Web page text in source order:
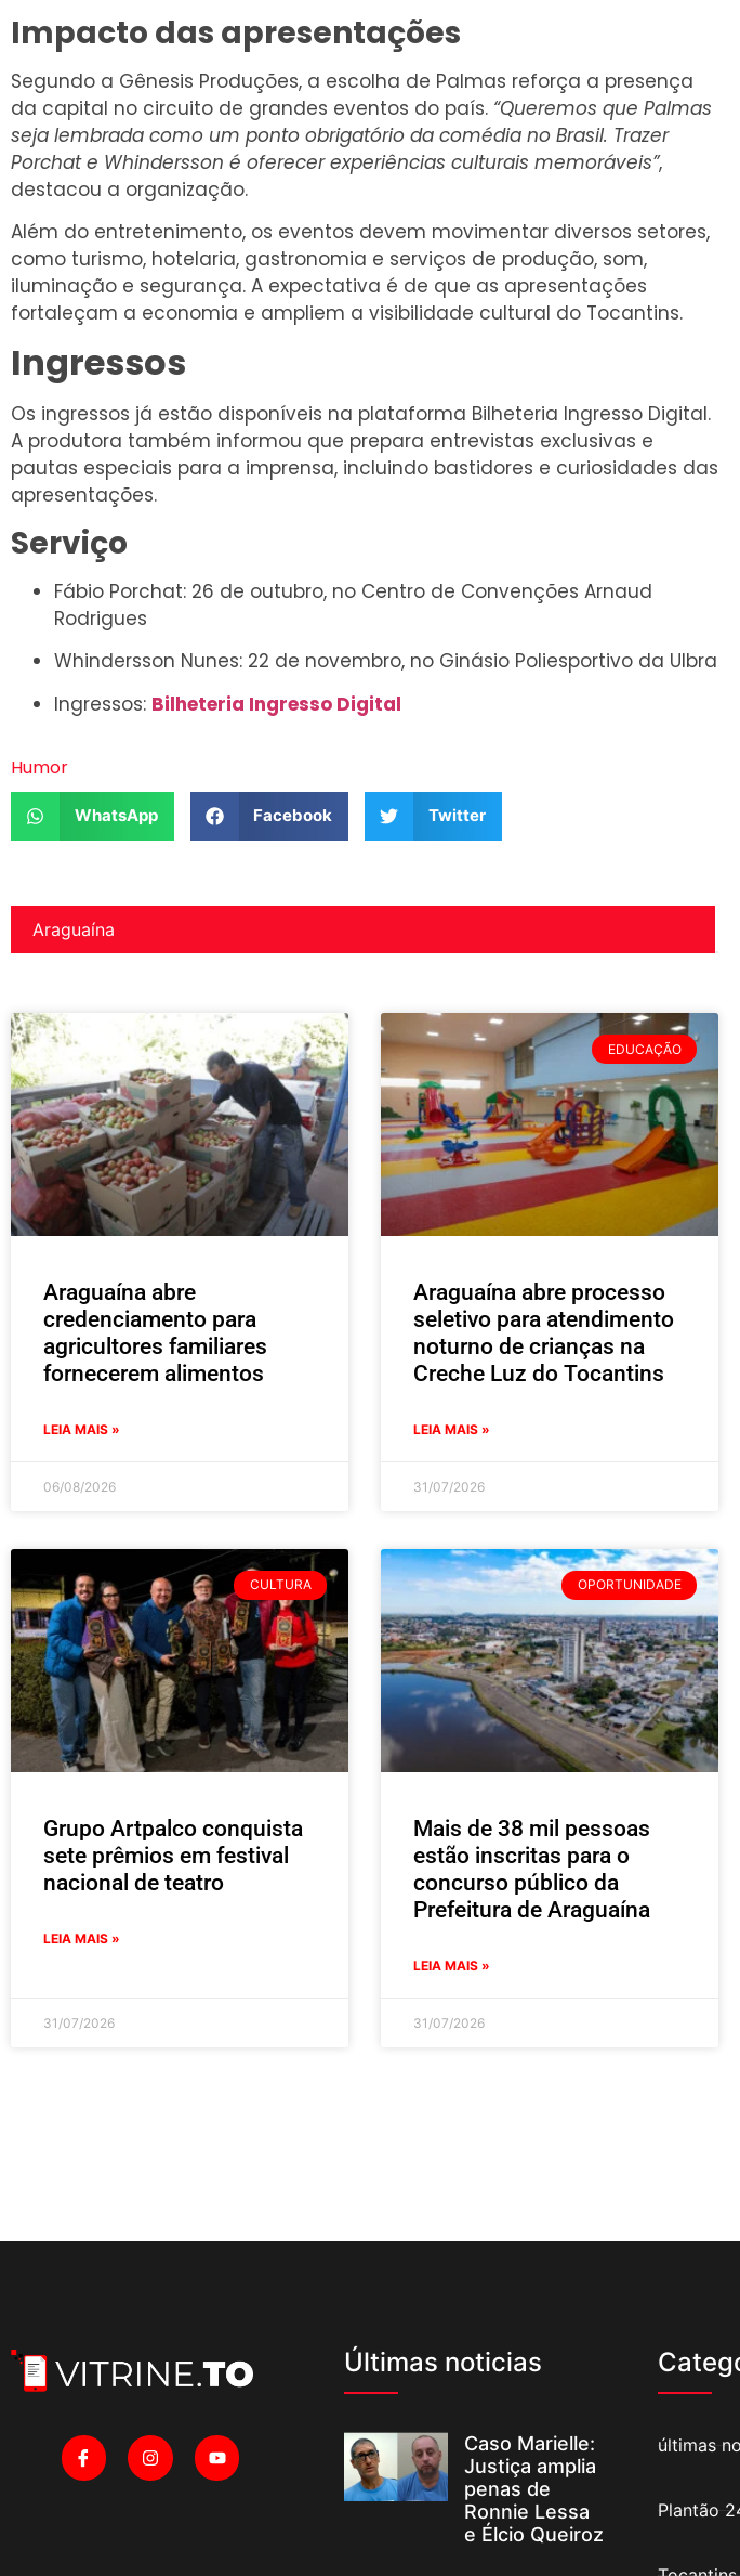
Impacto das apresentações
Segundo a Gênesis Produções, a escolha de Palmas reforça a presença
da capital no circuito de grandes eventos do país. “Queremos que Palmas
seja lembrada como um ponto obrigatório da comédia no Brasil. Trazer
Porchat e Whindersson é oferecer experiências culturais memoráveis”,
destacou a organização.
Além do entretenimento, os eventos devem movimentar diversos setores,
como turismo, hotelaria, gastronomia e serviços de produção, som,
iluminação e segurança. A expectativa é de que as apresentações
fortaleçam a economia e ampliem a visibilidade cultural do Tocantins.
Ingressos
Os ingressos já estão disponíveis na plataforma Bilheteria Ingresso Digital.
A produtora também informou que prepara entrevistas exclusivas e
pautas especiais para a imprensa, incluindo bastidores e curiosidades das
apresentações.
Serviço
Fábio Porchat: 26 de outubro, no Centro de Convenções Arnaud
Rodrigues
Whindersson Nunes: 22 de novembro, no Ginásio Poliesportivo da Ulbra
Ingressos: Bilheteria Ingresso Digital
Humor
WhatsApp Facebook Twitter
Araguaína
Araguaína abre
credenciamento para
agricultores familiares
fornecerem alimentos
LEIA MAIS »
06/08/2026
EDUCAÇÃO
Araguaína abre processo
seletivo para atendimento
noturno de crianças na
Creche Luz do Tocantins
LEIA MAIS »
31/07/2026
CULTURA
Grupo Artpalco conquista
sete prêmios em festival
nacional de teatro
LEIA MAIS »
31/07/2026
OPORTUNIDADE
Mais de 38 mil pessoas
estão inscritas para o
concurso público da
Prefeitura de Araguaína
LEIA MAIS »
31/07/2026
Últimas noticias
Caso Marielle:
Justiça amplia
penas de
Ronnie Lessa
e Élcio Queiroz
últimas
Plantão